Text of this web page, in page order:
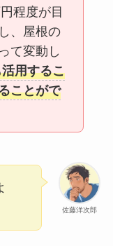
程度が目
、屋根の
て変動し
用するこ
ことがで
佐藤洋次郎